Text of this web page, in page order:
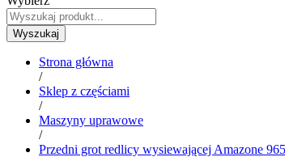
Wyszukaj
Strona główna
/
Sklep z częściami
/
Maszyny uprawowe
/
Przedni grot redlicy wysiewającej Amazone